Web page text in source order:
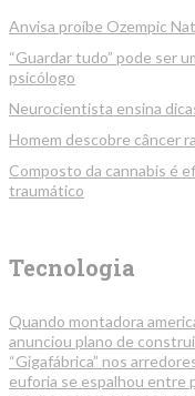
Anvisa proíbe Ozempic
“Guardar tudo” pode ser
psicólogo
Neurocientista ensina
Homem descobre câncer
Composto da cannabis é
traumático
Tecnologia
Quando montadora
anunciou plano de
“Gigafábrica” nos
euforia se espalhou entre